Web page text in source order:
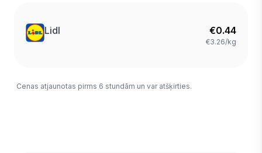
Lidl €0.44
€3.26/kg
Cenas atjaunotas pirms 6 stundām un var atšķirties.